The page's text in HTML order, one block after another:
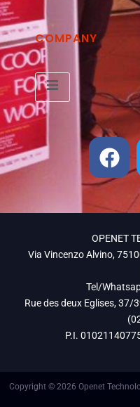
COMPANY
OPENET
Via Vincenzo Alvino,
Tel/
Rue des deux Eglises, 37/
P.I.
Copyright © 2026 Openet